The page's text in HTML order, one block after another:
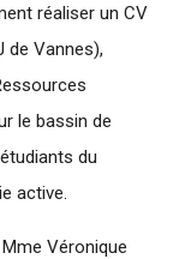
réaliser un CV
Vannes),
le bassin de
du
active.
Véronique